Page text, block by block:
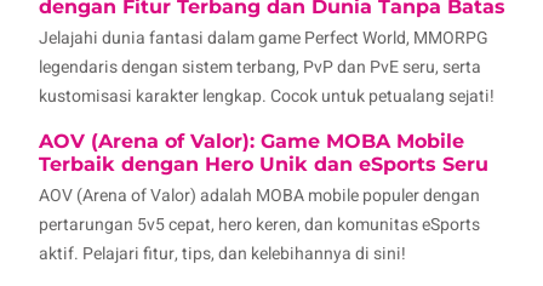
dengan Fitur Terbang dan Dunia Tanpa Batas
Jelajahi dunia fantasi dalam game Perfect World, MMORPG
legendaris dengan sistem terbang, PvP dan PvE seru, serta
kustomisasi karakter lengkap. Cocok untuk petualang sejati!
AOV (Arena of Valor): Game MOBA Mobile
Terbaik dengan Hero Unik dan eSports Seru
AOV (Arena of Valor) adalah MOBA mobile populer dengan
pertarungan 5v5 cepat, hero keren, dan komunitas eSports
aktif. Pelajari fitur, tips, dan kelebihannya di sini!